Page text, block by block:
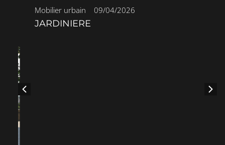
Mobilier urbain• 09/04/2026
JARDINIERE